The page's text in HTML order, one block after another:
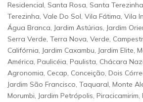
Residencial, Santa Rosa, Santa
Terezinha, Vale Do Sol, Vila Fátima, Vila
Água Branca, Jardim Astúrias, Jardim
Serra Verde, Terra Nova, Verde,
Califórnia, Jardim Caxambu, Jardim Elite,
América, Paulicéia, Paulista, Chácara
Agronomia, Cecap, Conceição, Dois
Jardim São Francisco, Taquaral, Monte
Morumbi, Jardim Petrópolis,